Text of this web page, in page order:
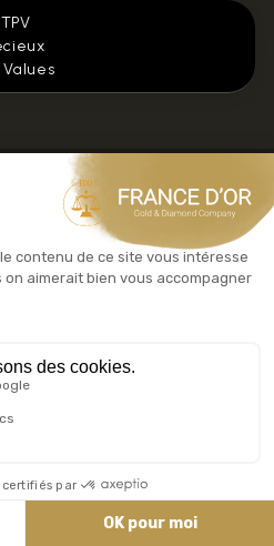
Values
PIÈCES D’OR
20 FRANCS OR NAPOLÉON
(LOUIS OR)
20 FRANCS CROIX SUISSE
20 FRANCS OR TUNISIE